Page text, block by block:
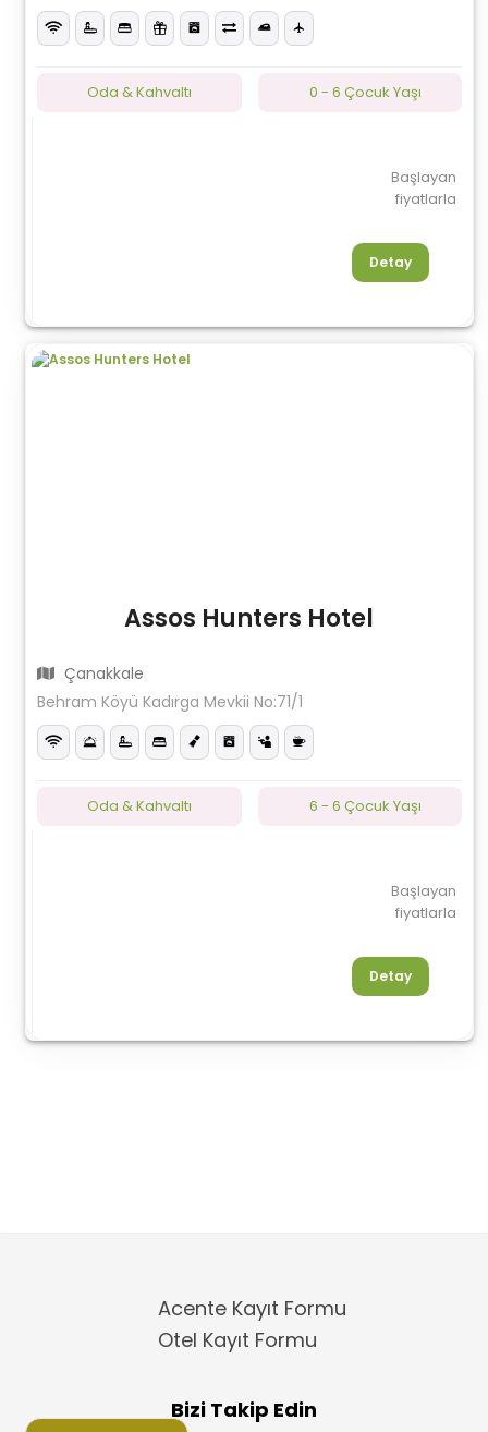
Oda & Kahvaltı 0 - 6 Çocuk Yaşı
Başlayan
fiyatlarla
Detay
Assos Hunters Hotel
Çanakkale
Behram Köyü Kadırga Mevkii No:71/1
Oda & Kahvaltı 6 - 6 Çocuk Yaşı
Başlayan
fiyatlarla
Detay
Acente Kayıt Formu
Otel Kayıt Formu
Bizi Takip Edin